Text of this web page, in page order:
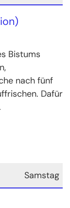
Bistums
nach fünf
Dafür
Samstag